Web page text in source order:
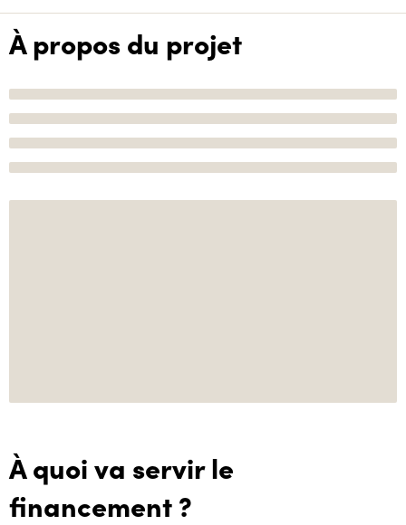
À propos du projet
À quoi va servir le
financement ?